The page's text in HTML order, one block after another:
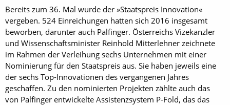
Bereits zum 36. Mal wurde der »Staatspreis Innovation«
vergeben. 524 Ein­reichungen hatten sich 2016 insgesamt
beworben, darunter auch Palfinger. ­Österreichs Vizekanzler
und Wissenschaftsminister Reinhold Mitterlehner zeichnete
im Rahmen der Verleihung sechs Unternehmen mit einer
Nominierung für den Staatspreis aus. Sie haben jeweils eine
der sechs Top-Innovationen des ­vergangenen Jahres
geschaffen. Zu den nominierten Projekten zählte auch das
von Palfinger entwickelte Assistenzsystem P-Fold, das das